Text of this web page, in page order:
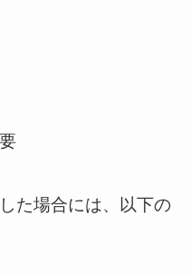
た場合には、以下の